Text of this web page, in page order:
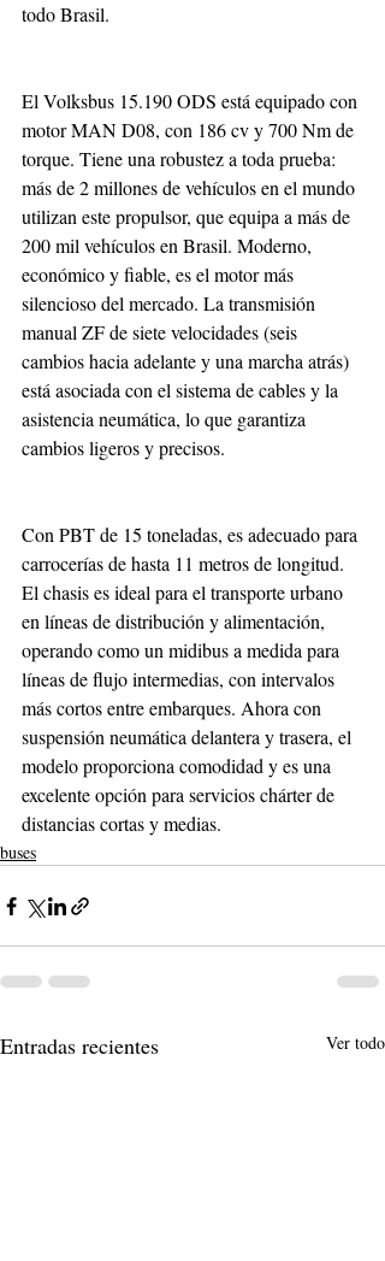
todo Brasil.
El Volksbus 15.190 ODS está equipado con
motor MAN D08, con 186 cv y 700 Nm de
torque. Tiene una robustez a toda prueba:
más de 2 millones de vehículos en el mundo
utilizan este propulsor, que equipa a más de
200 mil vehículos en Brasil. Moderno,
económico y fiable, es el motor más
silencioso del mercado. La transmisión
manual ZF de siete velocidades (seis
cambios hacia adelante y una marcha atrás)
está asociada con el sistema de cables y la
asistencia neumática, lo que garantiza
cambios ligeros y precisos.
Con PBT de 15 toneladas, es adecuado para
carrocerías de hasta 11 metros de longitud.
El chasis es ideal para el transporte urbano
en líneas de distribución y alimentación,
operando como un midibus a medida para
líneas de flujo intermedias, con intervalos
más cortos entre embarques. Ahora con
suspensión neumática delantera y trasera, el
modelo proporciona comodidad y es una
excelente opción para servicios chárter de
distancias cortas y medias.
buses
Entradas recientes Ver todo